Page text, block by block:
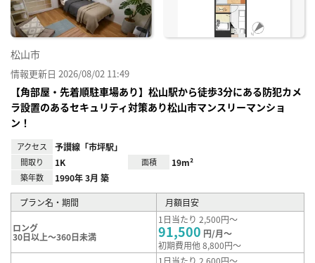
松山市
情報更新日 2026/08/02 11:49
【角部屋・先着順駐車場あり】松山駅から徒歩3分にある防犯カメ
ラ設置のあるセキュリティ対策あり松山市マンスリーマンショ
ン！
アクセス 予讃線「市坪駅」
間取り 1K 面積 19m²
築年数 1990年 3月 築
プラン名・期間 月額目安
ロング
30日以上～360日未満
1日当たり 2,500円～
91,500 円/月～
初期費用他 8,800円～